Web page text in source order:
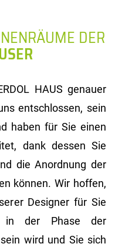
DER
HAUS genauer
entschlossen, sein
haben für Sie einen
dank dessen Sie
die Anordnung der
können. Wir hoffen,
Designer für Sie
in der Phase der
wird und Sie sich